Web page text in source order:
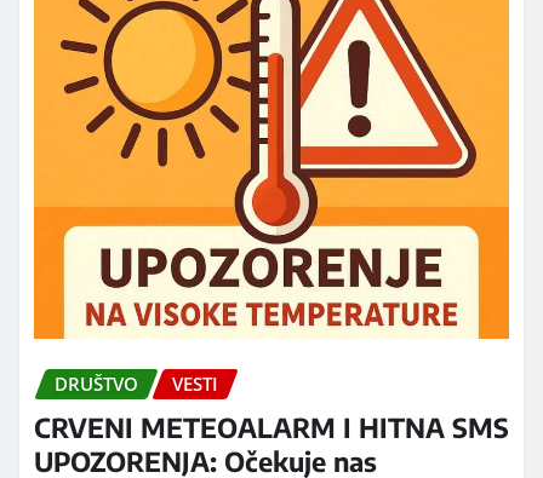
DRUŠTVO VESTI
CRVENI METEOALARM I HITNA SMS
UPOZORENJA: Očekuje nas